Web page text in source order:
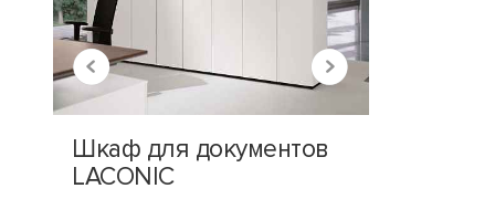
Шкаф для документов
LACONIC